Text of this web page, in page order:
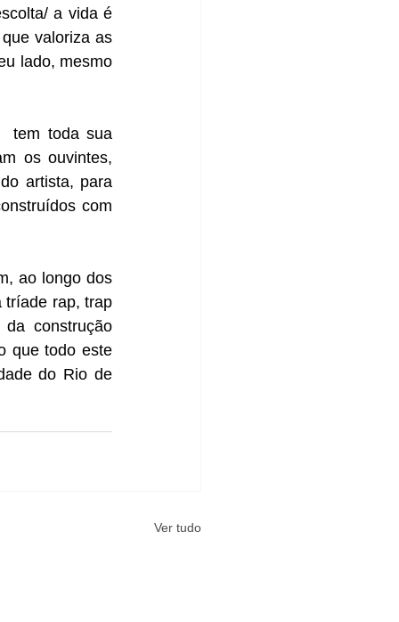
a vida é
valoriza as
lado, mesmo
tem toda sua
os ouvintes,
artista, para
com
ao longo dos
tríade rap, trap
construção
que todo este
do Rio de
Ver tudo